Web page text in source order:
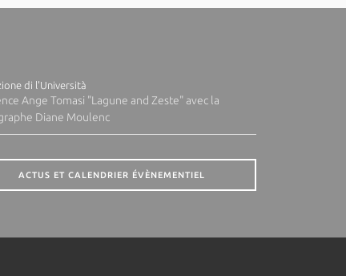
di l'Università
Ange Tomasi "Lagune and Zeste" avec la
Diane Moulenc
ACTUS ET CALENDRIER ÉVÈNEMENTIEL